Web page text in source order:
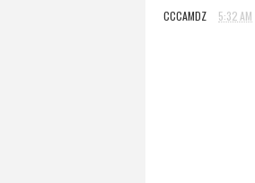
CCCAMDZ 5:32 AM